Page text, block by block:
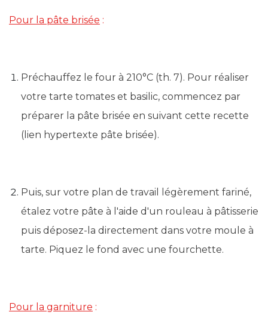
Pour la pâte brisée :
Préchauffez le four à 210°C (th. 7). Pour réaliser
votre tarte tomates et basilic, commencez par
préparer la pâte brisée en suivant cette recette
(lien hypertexte pâte brisée).
Puis, sur votre plan de travail légèrement fariné,
étalez votre pâte à l'aide d'un rouleau à pâtisserie
puis déposez-la directement dans votre moule à
tarte. Piquez le fond avec une fourchette.
Pour la garniture :